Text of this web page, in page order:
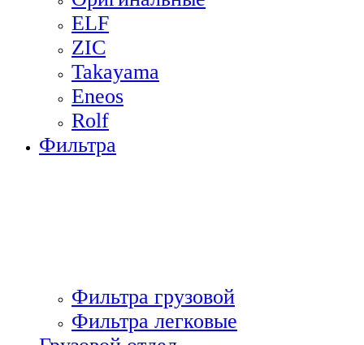
ELF
ZIC
Takayama
Eneos
Rolf
Фильтра
Фильтра грузовой
Фильтра легковые